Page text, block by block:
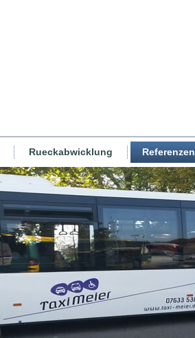
Rueckabwicklung Referenzen